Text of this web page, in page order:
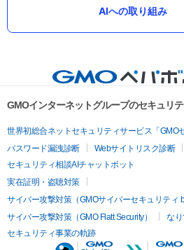
AIへの取り組み
GMOインターネットグループのセキュリ
世界初総合ネットセキュリティサービス「GMO
パスワード漏洩診断
Webサイトリスク診断
セキュリティ相談AIチャットボット
実在証明・盗聴対策
サイバー攻撃対策（GMOサイバーセキュリティ
サイバー攻撃対策（GMO Flatt Security）
な
セキュリティ事業の軌跡